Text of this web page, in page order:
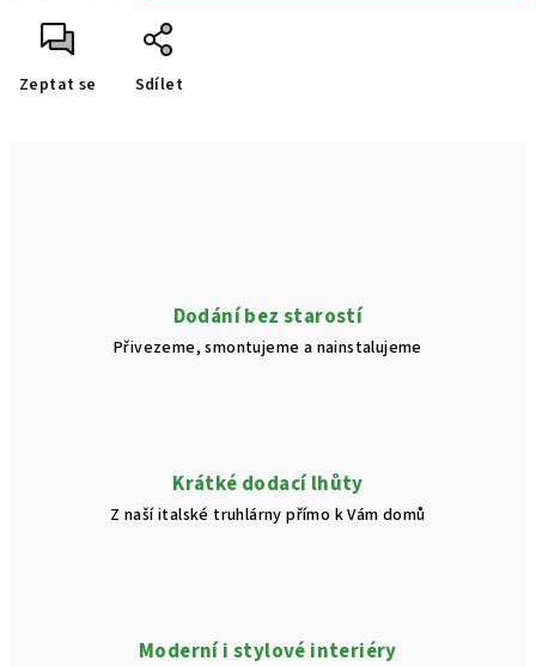
Zeptat se Sdílet
Dodání bez starostí
Přivezeme, smontujeme a nainstalujeme
Krátké dodací lhůty
Z naší italské truhlárny přímo k Vám domů
Moderní i stylové interiéry